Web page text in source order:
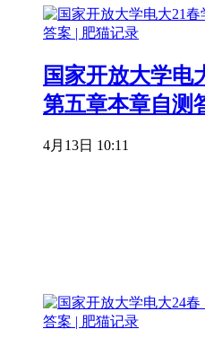
国家开放大学电
第五章本章自测
4月13日 10:11